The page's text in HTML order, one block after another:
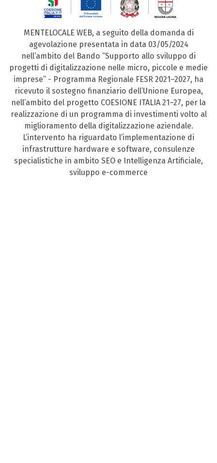
MENTELOCALE WEB, a seguito della domanda di
agevolazione presentata in data 03/05/2024
nell’ambito del Bando “Supporto allo sviluppo di
progetti di digitalizzazione nelle micro, piccole e medie
imprese” - Programma Regionale FESR 2021–2027, ha
ricevuto il sostegno finanziario dell’Unione Europea,
nell’ambito del progetto COESIONE ITALIA 21–27, per la
realizzazione di un programma di investimenti volto al
miglioramento della digitalizzazione aziendale.
L’intervento ha riguardato l’implementazione di
infrastrutture hardware e software, consulenze
specialistiche in ambito SEO e Intelligenza Artificiale,
sviluppo e-commerce